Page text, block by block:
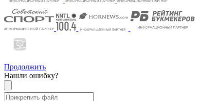
Продолжить
Нашли ошибку?